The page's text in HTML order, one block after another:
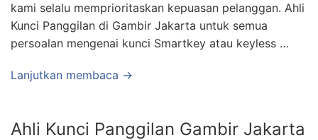
kami selalu memprioritaskan kepuasan pelanggan. Ahli
Kunci Panggilan di Gambir Jakarta untuk semua
persoalan mengenai kunci Smartkey atau keyless …
Lanjutkan membaca →
Ahli Kunci Panggilan Gambir Jakarta